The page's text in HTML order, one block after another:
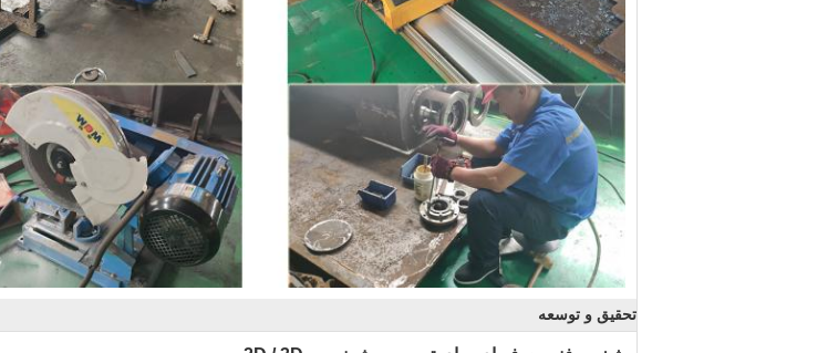
تحقیق و توسعه